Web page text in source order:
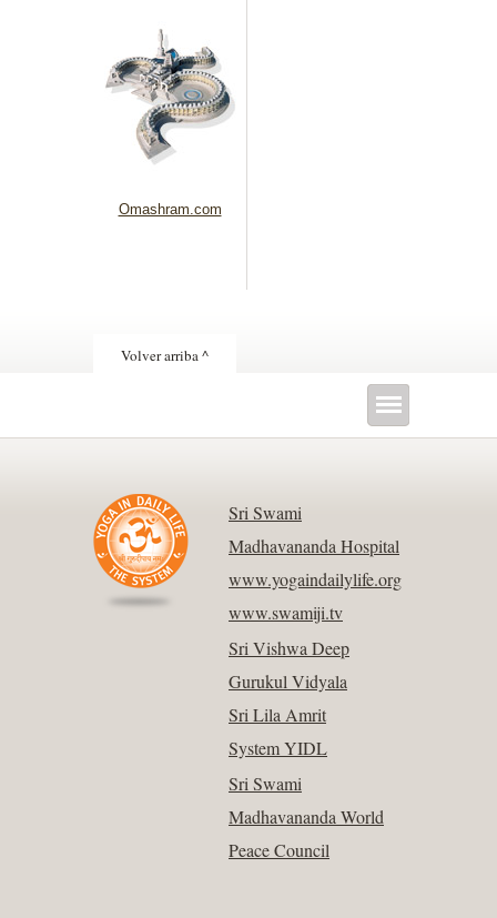
Omashram.com
Volver arriba ^
Sri Swami
Madhavananda Hospital
www.yogaindailylife.org
www.swamiji.tv
Sri Vishwa Deep
Gurukul Vidyala
Sri Lila Amrit
System YIDL
Sri Swami
Madhavananda World
Peace Council